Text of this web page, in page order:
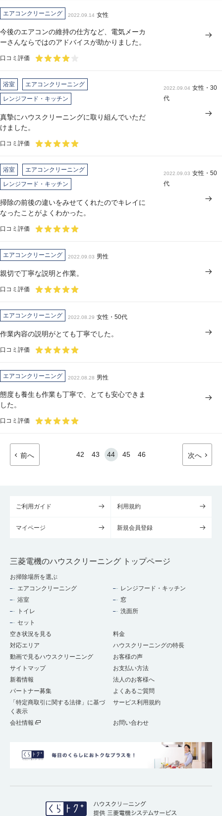
エアコンクリーニング 2022.09.14 女性
今後のエアコンの維持の仕方など、電気メーカ
ーさんならではのアドバイスが助かりました。
口コミ評価
浴室 エアコンクリーニング
レンジフード・キッチン
2022.09.04 女性・30
代
真摯にハウスクリーニングに取り組んでいただ
けました。
口コミ評価
浴室 エアコンクリーニング
レンジフード・キッチン
2022.09.03 女性・50
代
掃除の前後の違いをみせてくれたのでキレイに
なったことがよくわかった。
口コミ評価
エアコンクリーニング 2022.09.03 男性
親切で丁寧な説明と作業。
口コミ評価
エアコンクリーニング 2022.08.29 女性・50代
作業内容の説明がとても丁寧でした。
口コミ評価
エアコンクリーニング 2022.08.28 男性
態度も養生も作業も丁寧で、とても安心できま
した。
口コミ評価
前へ 42 43 44 45 46 次へ
ご利用ガイド 利用規約
マイページ 新規会員登録
三菱電機のハウスクリーニング トップページ
お掃除場所を選ぶ
エアコンクリーニング
レンジフード・キッチン
浴室
窓
トイレ
洗面所
セット
空き状況を見る
料金
対応エリア
ハウスクリーニングの特長
動画で見るハウスクリーニング
お客様の声
サイトマップ
お支払い方法
新着情報
法人のお客様へ
パートナー募集
よくあるご質問
「特定商取引に関する法律」に基づ
く表示
サービス利用規約
会社情報 お問い合わせ